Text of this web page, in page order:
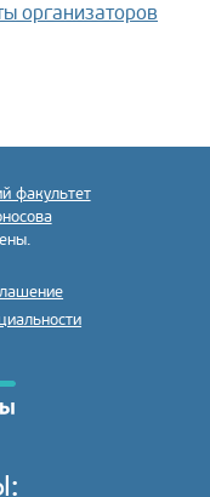
организаторов
факультет